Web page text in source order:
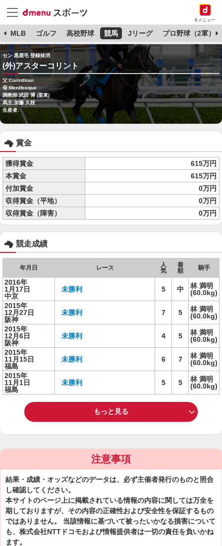
dメニュー
MLB ゴルフ 高校野球 競馬 Jリーグ プロ野球（2軍）
セン 黒鹿毛 登録抹消
(外)アスターコリント
父:Corinthian
母:Menifeeque
調教師:武田 博 (栗東)
馬主:加藤 久枝
生産者:
賞金
獲得賞金
615万円
本賞金
615万円
付加賞金
0万円
収得賞金（平地）
0万円
収得賞金（障害）
0万円
競走成績
年月日 レース
人
気
着
順
騎手
2016年
1月17日
中京
未勝利 5 中
林 満明
(60.0kg)
2015年
12月27日
阪神
未勝利 7 5
林 満明
(60.0kg)
2015年
12月6日
阪神
未勝利 4 5
林 満明
(60.0kg)
2015年
11月15日
福島
未勝利 6 7
林 満明
(60.0kg)
2015年
11月1日
福島
未勝利 5 5
林 満明
(60.0kg)
もっと見る
注意事項
結果・成績・オッズなどのデータは、必ず主催者発行のものと照合
し確認してください。
本サイトのページ上に掲載されている情報の内容に関しては万全を
期しておりますが、その内容の正確性および安全性を保証するもの
ではありません。 当該情報に基づいて被ったいかなる損害について
も、株式会社NTTドコモおよび情報提供者は一切の責任を負いかね
ます。